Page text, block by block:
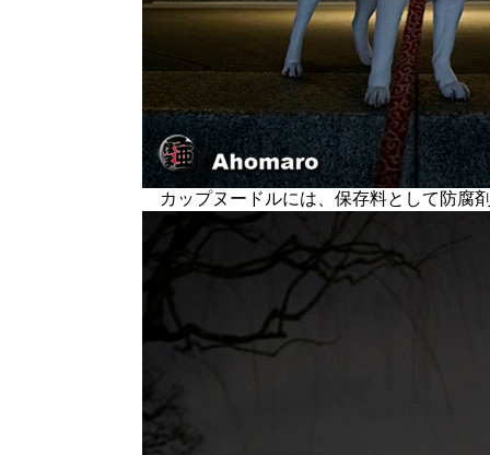
カップヌードルには、保存料として防腐